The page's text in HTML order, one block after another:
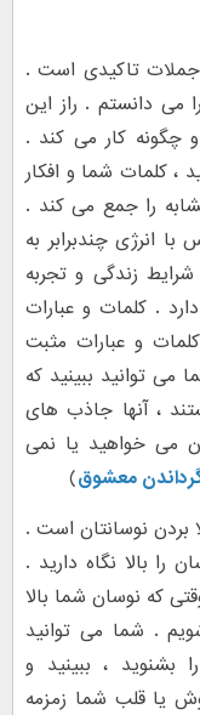
جملات تاکیدی است .
می دانستم . راز این
چگونه کار می کند .
، کلمات شما و افکار
را جمع می کند .
انرژی چندبرابر به
زندگی و تجربه
. کلمات و عبارات
و عبارات مثبت
توانید ببینید که
، آنها جاذب های
می خواهید یا نمی
معشوق)
نوسانتان است .
بالا نگاه دارید .
که نوسان شما بالا
. شما می توانید
بشنوید ، ببینید و
یا قلب شما زمزمه